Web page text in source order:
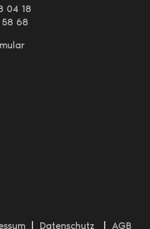
04 18
58 68
Datenschutz AGB